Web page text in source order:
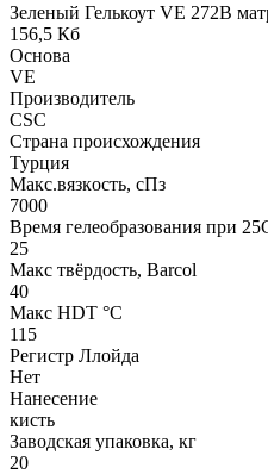
Зеленый Гелькоут VE 272B
156,5 Кб
Основа
VE
Производитель
CSC
Страна происхождения
Турция
Макс.вязкoсть, сПз
7000
Время гелеобразования при
25
Макс твёрдость, Barcol
40
Макс HDT °С
115
Регистр Ллойда
Нет
Нанесение
кисть
Заводская упаковка, кг
20